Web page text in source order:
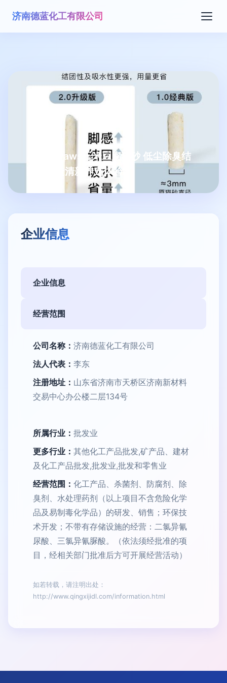
济南德蓝化工有限公司
All for Paws玉米豆腐猫砂 低尘除臭结
团，打造清新养宠体验
企业信息
企业信息
经营范围
公司名称： 济南德蓝化工有限公司
法人代表： 李东
注册地址： 山东省济南市天桥区济南新材料
交易中心办公楼二层134号
所属行业： 批发业
更多行业： 其他化工产品批发,矿产品、建材
及化工产品批发,批发业,批发和零售业
经营范围： 化工产品、杀菌剂、防腐剂、除
臭剂、水处理药剂（以上项目不含危险化学
品及易制毒化学品）的研发、销售；环保技
术开发；不带有存储设施的经营：二氯异氰
尿酸、三氯异氰脲酸。（依法须经批准的项
目，经相关部门批准后方可开展经营活动）
如若转载，请注明出处：
http://www.qingxijidl.com/information.html